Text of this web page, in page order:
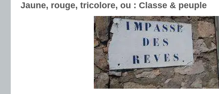
Jaune, rouge, tricolore, ou : Classe & peuple